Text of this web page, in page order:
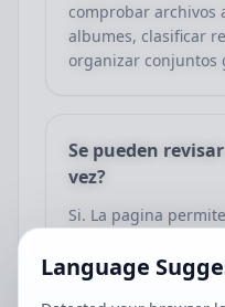
comprobar archivos
albumes, clasificar
organizar conjuntos
Se pueden
vez?
Si. La pagina
cada archivo, lo que
completo.
Language